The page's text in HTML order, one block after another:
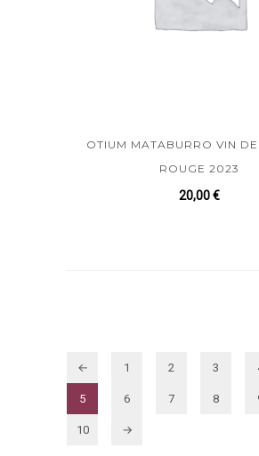
OTIUM MATABURRO VIN DE
ROUGE 2023
20,00€
← 1 2 3
5 6 7 8
10 →